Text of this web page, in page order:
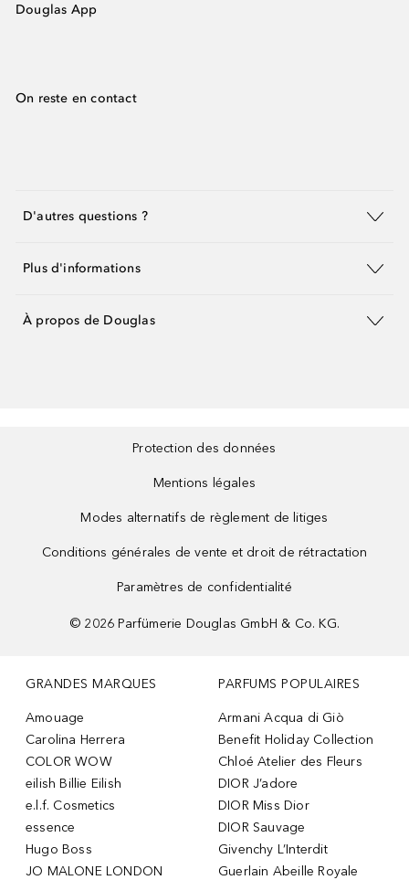
Douglas App
On reste en contact
D'autres questions ?
Plus d'informations
À propos de Douglas
Protection des données
Mentions légales
Modes alternatifs de règlement de litiges
Conditions générales de vente et droit de rétractation
Paramètres de confidentialité
© 2026 Parfümerie Douglas GmbH & Co. KG.
GRANDES MARQUES
Amouage
Carolina Herrera
COLOR WOW
eilish Billie Eilish
e.l.f. Cosmetics
essence
Hugo Boss
JO MALONE LONDON
PARFUMS POPULAIRES
Armani Acqua di Giò
Benefit Holiday Collection
Chloé Atelier des Fleurs
DIOR J’adore
DIOR Miss Dior
DIOR Sauvage
Givenchy L’Interdit
Guerlain Abeille Royale